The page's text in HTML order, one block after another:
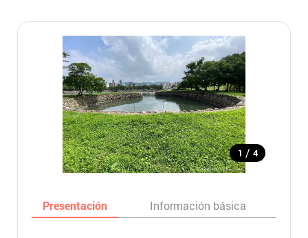
1 / 4
Presentación Información básica